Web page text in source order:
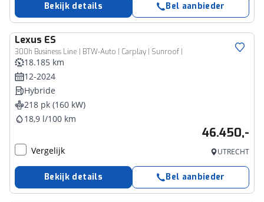
Bekijk details Bel aanbieder
Lexus ES
300h Business Line | BTW-Auto | Carplay | Sunroof |
18.185 km
12-2024
Hybride
218 pk (160 kW)
18,9 l/100 km
46.450,-
Vergelijk UTRECHT
Bekijk details Bel aanbieder